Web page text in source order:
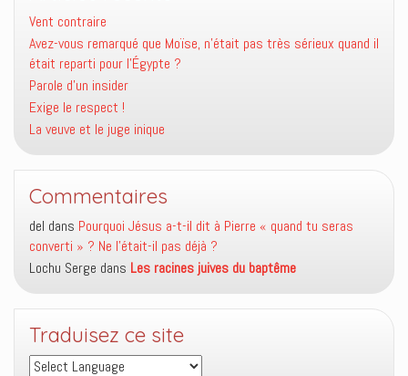
Vent contraire
Avez-vous remarqué que Moïse, n’était pas très sérieux quand il
était reparti pour l’Égypte ?
Parole d’un insider
Exige le respect !
La veuve et le juge inique
Commentaires
del dans Pourquoi Jésus a-t-il dit à Pierre « quand tu seras
converti » ? Ne l’était-il pas déjà ?
Lochu Serge dans Les racines juives du baptême
Traduisez ce site